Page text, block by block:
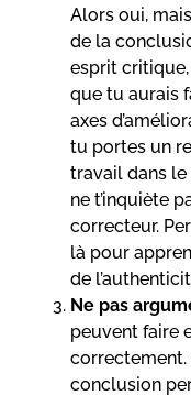
Alors oui,
de la
esprit
que tu aurais
axes
tu portes un
travail dans le
ne t’inquiète
correcteur.
là pour
de
Ne pas
peuvent faire
correctement.
conclusion